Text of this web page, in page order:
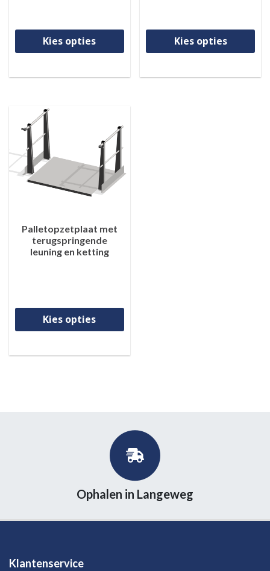
Kies opties
Dit product heeft meerdere
Kies opties
Palletopzetplaat met
terugspringende
leuning en ketting
Kies opties
Ophalen in Langeweg
Klantenservice